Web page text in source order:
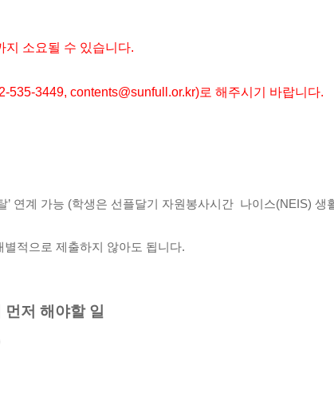
지 소요될 수 있습니다.
3449, contents@sunfull.or.kr)로 해주시기 바랍니다.
’ 연계 가능 (학생은 선플달기 자원봉사시간  나이스(NEIS) 생
별적으로 제출하지 않아도 됩니다.
먼저 해야할 일